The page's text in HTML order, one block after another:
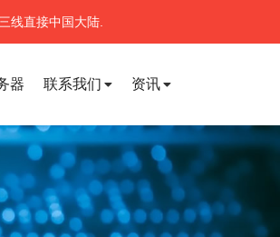
线直接中国大陆.
器 联系我们 资讯